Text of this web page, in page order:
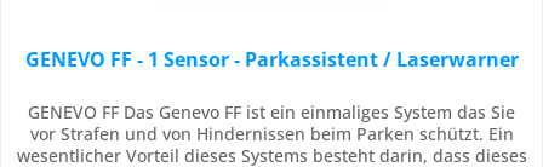
GENEVO FF - 1 Sensor - Parkassistent / Laserwarner
GENEVO FF Das Genevo FF ist ein einmaliges System das Sie
vor Strafen und von Hindernissen beim Parken schützt. Ein
wesentlicher Vorteil dieses Systems besteht darin, dass dieses